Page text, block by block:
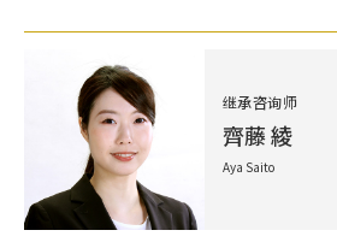
继承咨询师
齊藤 綾
Aya Saito